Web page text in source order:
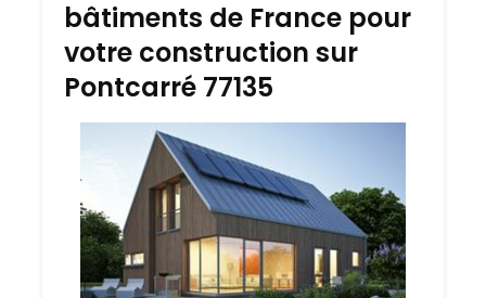
bâtiments de France pour
votre construction sur
Pontcarré 77135